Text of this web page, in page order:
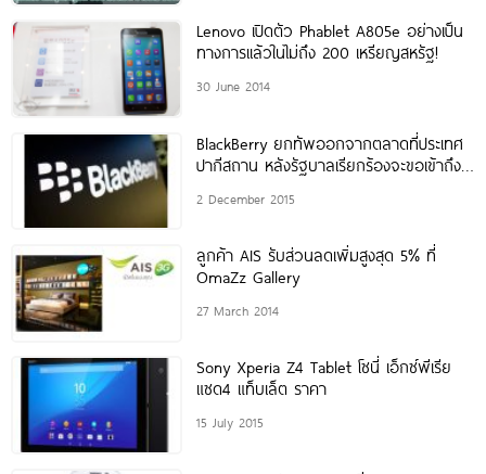
Lenovo เปิดตัว Phablet A805e อย่างเป็น
ทางการเเล้วในไม่ถึง 200 เหรียญสหรัฐ!
30 June 2014
BlackBerry ยกทัพออกจากตลาดที่ประเทศ
ปากีสถาน หลังรัฐบาลเรียกร้องจะขอเข้าถึง
2 December 2015
ลูกค้า AIS รับส่วนลดเพิ่มสูงสุด 5% ที่
OmaZz Gallery
27 March 2014
Sony Xperia Z4 Tablet โซนี่ เอ็กซ์พีเรีย
แซด4 แท็บเล็ต ราคา
15 July 2015